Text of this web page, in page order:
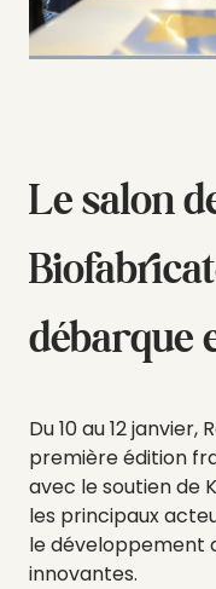
Le salon
débarque
Du 10 au 12
première édition
avec le soutien de
les principaux
le développement
innovantes.